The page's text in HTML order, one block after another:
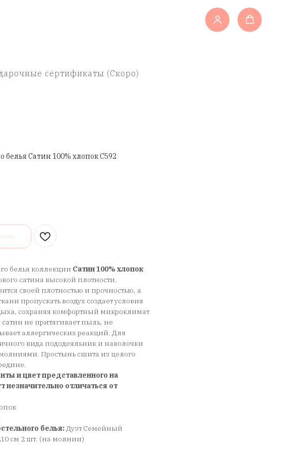
сертификаты (Скоро)
белья Сатин 100% хлопок C592
белья коллекции Сатин 100% хлопок
сатина высокой плотности.
своей плотностью и прочностью, а
пропускать воздух создает условия
сохраняя комфортный микроклимат
не притягивает пыль, не
аллергических реакций. Для
вида пододеяльник и наволочки
Простынь сшита из целого
и цвет представленного на
незначительно отличаться от
белья:Дуэт Семейный
см 2 шт. (на молнии)